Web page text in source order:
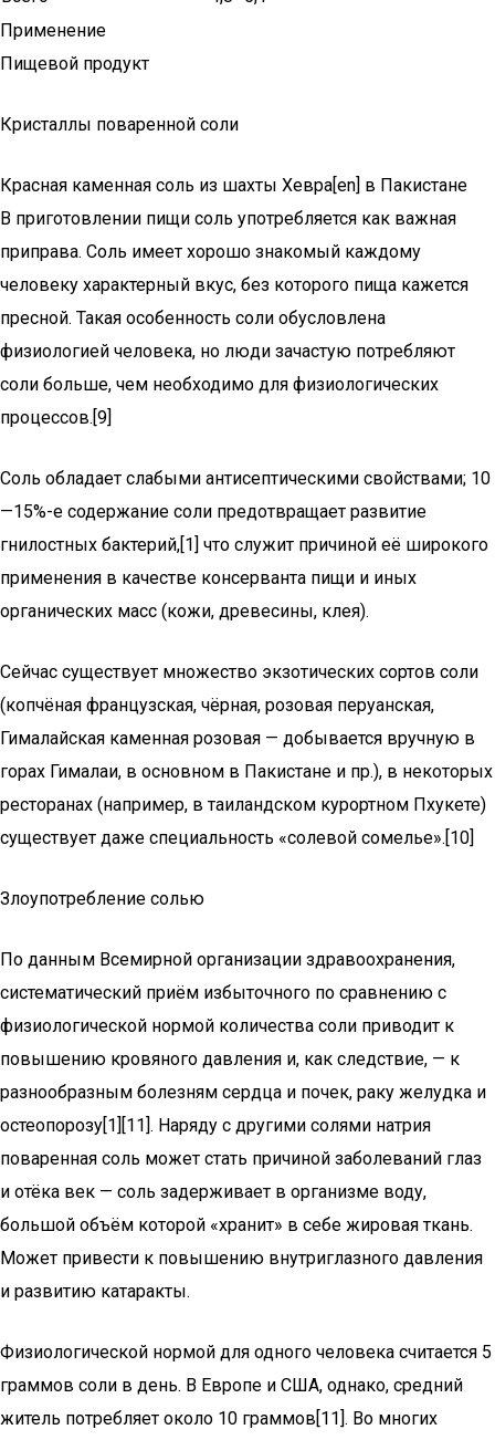
Применение
Пищевой продукт
Кристаллы поваренной соли
Красная каменная соль из шахты Хевра[en] в Пакистане
В приготовлении пищи соль употребляется как важная
приправа. Соль имеет хорошо знакомый каждому
человеку характерный вкус, без которого пища кажется
пресной. Такая особенность соли обусловлена
физиологией человека, но люди зачастую потребляют
соли больше, чем необходимо для физиологических
процессов.[9]
Соль обладает слабыми антисептическими свойствами; 10
—15%-е содержание соли предотвращает развитие
гнилостных бактерий,[1] что служит причиной её широкого
применения в качестве консерванта пищи и иных
органических масс (кожи, древесины, клея).
Сейчас существует множество экзотических сортов соли
(копчёная французская, чёрная, розовая перуанская,
Гималайская каменная розовая — добывается вручную в
горах Гималаи, в основном в Пакистане и пр.), в некоторых
ресторанах (например, в таиландском курортном Пхукете)
существует даже специальность «солевой сомелье».[10]
Злоупотребление солью
По данным Всемирной организации здравоохранения,
систематический приём избыточного по сравнению с
физиологической нормой количества соли приводит к
повышению кровяного давления и, как следствие, — к
разнообразным болезням сердца и почек, раку желудка и
остеопорозу[1][11]. Наряду с другими солями натрия
поваренная соль может стать причиной заболеваний глаз
и отёка век — соль задерживает в организме воду,
большой объём которой «хранит» в себе жировая ткань.
Может привести к повышению внутриглазного давления
и развитию катаракты.
Физиологической нормой для одного человека считается 5
граммов соли в день. В Европе и США, однако, средний
житель потребляет около 10 граммов[11]. Во многих